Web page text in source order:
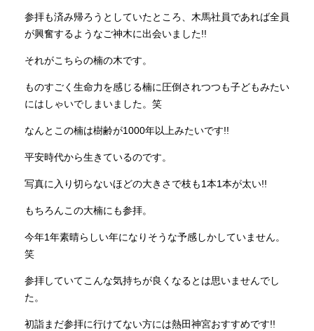
MOKUBA CHANNEL
よくあるご質問
参拝も済み帰ろうとしていたところ、木馬社員であれば全員
が興奮するようなご神木に出会いました!!
それがこちらの楠の木です。
ものすごく生命力を感じる楠に圧倒されつつも子どもみたい
にはしゃいでしまいました。笑
なんとこの楠は樹齢が1000年以上みたいです!!
平安時代から生きているのです。
写真に入り切らないほどの大きさで枝も1本1本が太い!!
もちろんこの大楠にも参拝。
今年1年素晴らしい年になりそうな予感しかしていません。
笑
参拝していてこんな気持ちが良くなるとは思いませんでし
た。
初詣まだ参拝に行けてない方には熱田神宮おすすめです!!